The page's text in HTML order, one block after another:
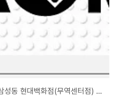
2014 브릭코리아 컨벤션 - 삼성동 현대백화점(무역센터점) 레고전시회